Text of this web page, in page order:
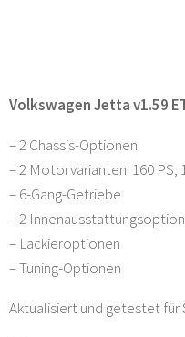
Volkswagen Jetta v1.59
– 2 Chassis-Optionen
– 2 Motorvarianten: 160 PS,
– 6-Gang-Getriebe
– 2
– Lackieroptionen
– Tuning-Optionen
Aktualisiert und getestet für